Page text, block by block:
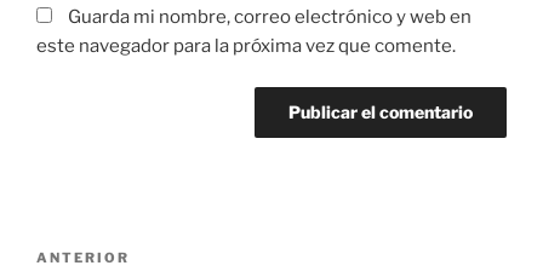
Guarda mi nombre, correo electrónico y web en
este navegador para la próxima vez que comente.
Navegación
Entrada
ANTERIOR